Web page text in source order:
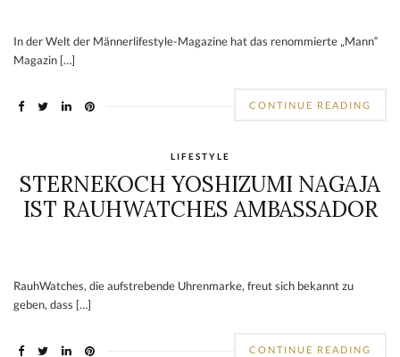
In der Welt der Männerlifestyle-Magazine hat das renommierte „Mann“
Magazin […]
CONTINUE READING
LIFESTYLE
STERNEKOCH YOSHIZUMI NAGAJA
IST RAUHWATCHES AMBASSADOR
RauhWatches, die aufstrebende Uhrenmarke, freut sich bekannt zu
geben, dass […]
CONTINUE READING